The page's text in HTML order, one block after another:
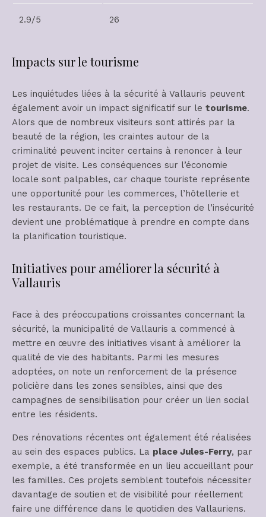
2.9/5 26
Impacts sur le tourisme
Les inquiétudes liées à la sécurité à Vallauris peuvent
également avoir un impact significatif sur le tourisme.
Alors que de nombreux visiteurs sont attirés par la
beauté de la région, les craintes autour de la
criminalité peuvent inciter certains à renoncer à leur
projet de visite. Les conséquences sur l’économie
locale sont palpables, car chaque touriste représente
une opportunité pour les commerces, l’hôtellerie et
les restaurants. De ce fait, la perception de l’insécurité
devient une problématique à prendre en compte dans
la planification touristique.
Initiatives pour améliorer la sécurité à
Vallauris
Face à des préoccupations croissantes concernant la
sécurité, la municipalité de Vallauris a commencé à
mettre en œuvre des initiatives visant à améliorer la
qualité de vie des habitants. Parmi les mesures
adoptées, on note un renforcement de la présence
policière dans les zones sensibles, ainsi que des
campagnes de sensibilisation pour créer un lien social
entre les résidents.
Des rénovations récentes ont également été réalisées
au sein des espaces publics. La place Jules-Ferry, par
exemple, a été transformée en un lieu accueillant pour
les familles. Ces projets semblent toutefois nécessiter
davantage de soutien et de visibilité pour réellement
faire une différence dans le quotidien des Vallauriens.